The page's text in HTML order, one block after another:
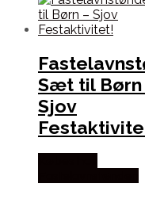
Sæt til Børn
Sjov